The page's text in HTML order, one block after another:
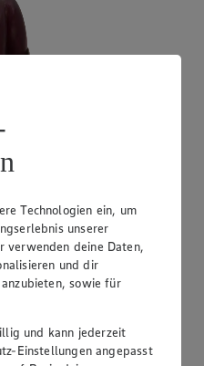
Zucchini
I, 1 kg
Technologien ein, um
unserer
verwenden deine Daten,
und dir
sowie für
und kann jederzeit
Einstellungen angepasst